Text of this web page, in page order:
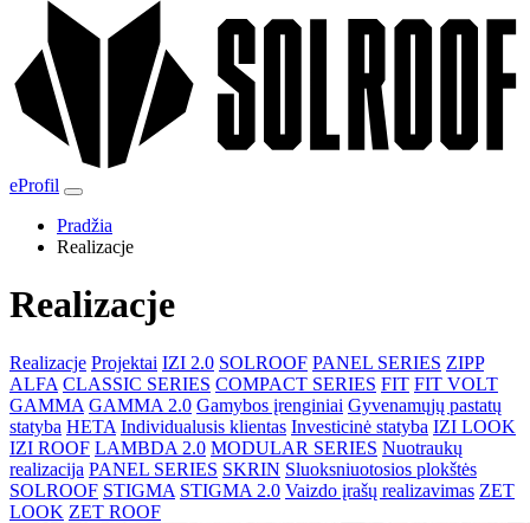
eProfil
Pradžia
Realizacje
Realizacje
Realizacje Projektai IZI 2.0 SOLROOF PANEL SERIES ZIPP
ALFA CLASSIC SERIES COMPACT SERIES FIT FIT VOLT
GAMMA GAMMA 2.0 Gamybos įrenginiai Gyvenamųjų pastatų
statyba HETA Individualusis klientas Investicinė statyba IZI LOOK
IZI ROOF LAMBDA 2.0 MODULAR SERIES Nuotraukų
realizacija PANEL SERIES SKRIN Sluoksniuotosios plokštės
SOLROOF STIGMA STIGMA 2.0 Vaizdo įrašų realizavimas ZET
LOOK ZET ROOF